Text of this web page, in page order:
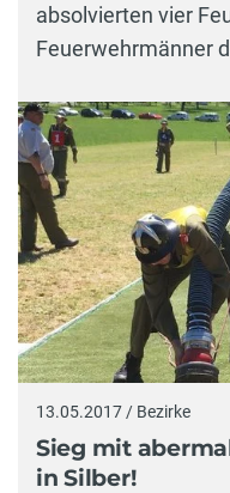
absolvierten vier
Feuerwehrmänner
13.05.2017 / Bezirke
Sieg mit
in Silber!